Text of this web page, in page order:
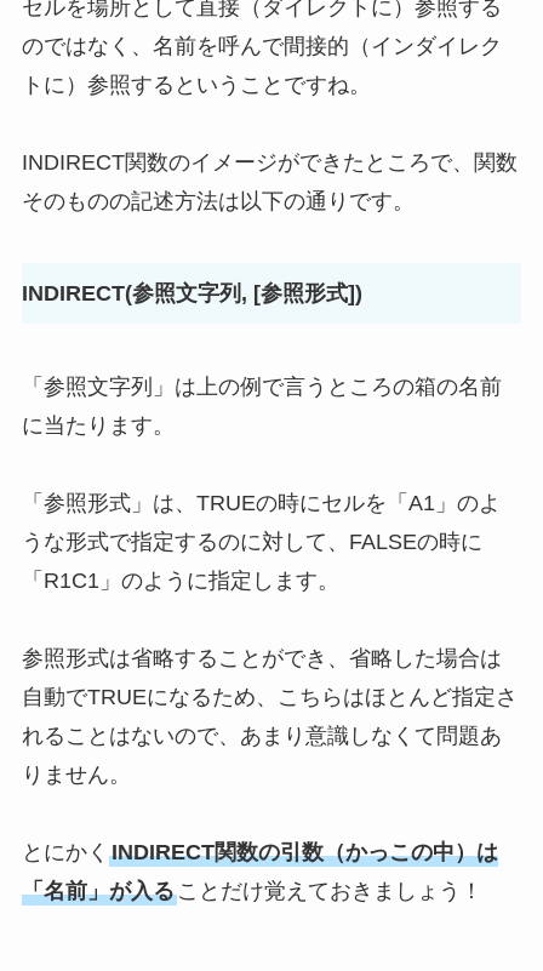
セルを場所として直接（ダイレクトに）参照する
のではなく、名前を呼んで間接的（インダイレク
トに）参照するということですね。
INDIRECT関数のイメージができたところで、関数
そのものの記述方法は以下の通りです。
INDIRECT(参照文字列, [参照形式])
「参照文字列」は上の例で言うところの箱の名前
に当たります。
「参照形式」は、TRUEの時にセルを「A1」のよ
うな形式で指定するのに対して、FALSEの時に
「R1C1」のように指定します。
参照形式は省略することができ、省略した場合は
自動でTRUEになるため、こちらはほとんど指定さ
れることはないので、あまり意識しなくて問題あ
りません。
とにかく INDIRECT関数の引数（かっこの中）は
「名前」が入ることだけ覚えておきましょう！